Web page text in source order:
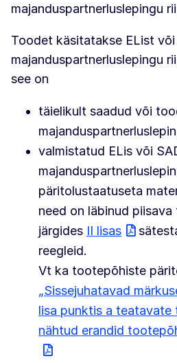
majanduspartnerluslepingu
Toodet käsitatakse EList või
majanduspartnerluslepingu
see on
täielikult saadud või
valmistatud ELis või
päritolustaatuseta
need on läbinud
järgides II lisas
reegleid.
Vt ka tootepõhiste
„Sissejuhatavad
lisa punktis a
nähtud erandid